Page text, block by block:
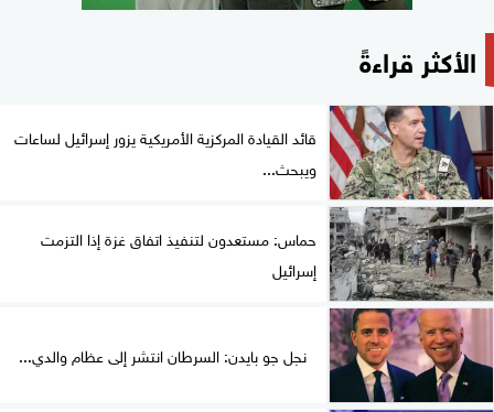
الأكثر قراءةً
قائد القيادة المركزية الأمريكية يزور إسرائيل لساعات
ويبحث...
حماس: مستعدون لتنفيذ اتفاق غزة إذا التزمت
إسرائيل
نجل جو بايدن: السرطان انتشر إلى عظام والدي...